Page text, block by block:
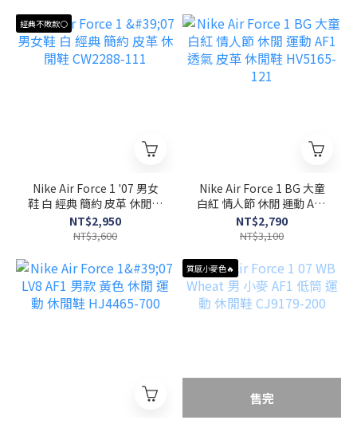
經典不敗款⚪
Nike Air Force 1 '07 男女
鞋 白 經典 簡約 皮革 休閒鞋
CW2288-111
NT$2,950
NT$3,600
Nike Air Force 1 BG 大童
白紅 情人節 休閒 運動 AF1
透氣 皮革 休閒鞋 HV5165-
121
NT$2,790
NT$3,100
質感小麥色🔥
售完